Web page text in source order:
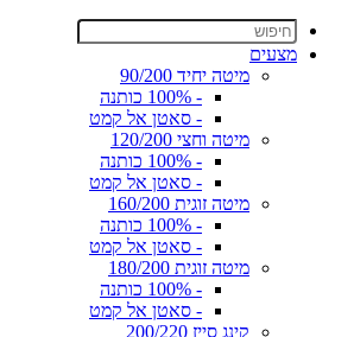
מצעים
מיטה יחיד 90/200
- 100% כותנה
- סאטן אל קמט
מיטה וחצי 120/200
- 100% כותנה
- סאטן אל קמט
מיטה זוגית 160/200
- 100% כותנה
- סאטן אל קמט
מיטה זוגית 180/200
- 100% כותנה
- סאטן אל קמט
קינג סייז 200/220